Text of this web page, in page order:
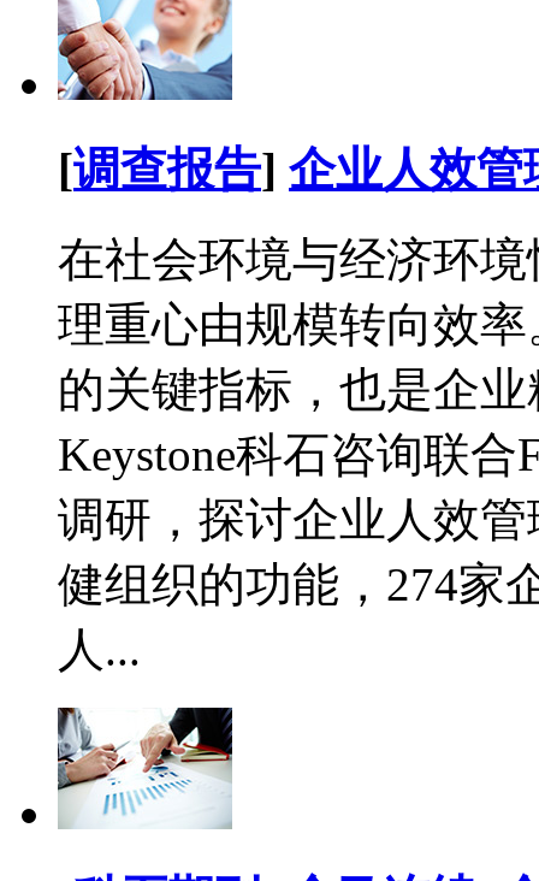
[调查报告] 企业人效管
在社会环境与经济环
理重心由规模转向效
的关键指标，也是企
Keystone科石咨询联
调研，探讨企业人效
健组织的功能，274家
人...